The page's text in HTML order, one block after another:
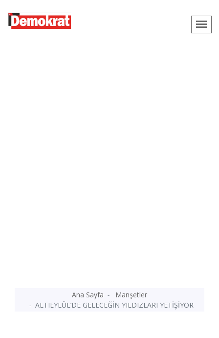
Ana Sayfa
Manşetler
ALTIEYLÜL’DE GELECEĞİN YILDIZLARI YETİŞİYOR